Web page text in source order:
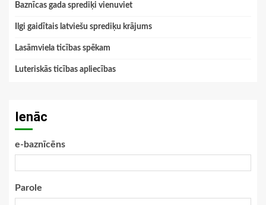
Baznīcas gada sprediķi vienuviet
Ilgi gaidītais latviešu sprediķu krājums
Lasāmviela ticības spēkam
Luteriskās ticības apliecības
Ienāc
e-baznīcēns
Parole